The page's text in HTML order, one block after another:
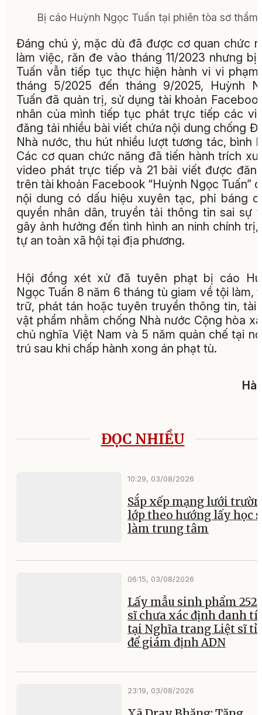
Bị cáo Huỳnh Ngọc Tuấn tại phiên tòa sơ thẩm.
Đáng chú ý, mặc dù đã được cơ quan chức
làm việc, răn đe vào tháng 11/2023 nhưng bị
Tuấn vẫn tiếp tục thực hiện hành vi vi
tháng 5/2025 đến tháng 9/2025, Huỳnh
Tuấn đã quản trị, sử dụng tài khoản
nhân của mình tiếp tục phát trực tiếp các
đăng tải nhiều bài viết chứa nội dung chống
Nhà nước, thu hút nhiều lượt tương tác, bình
Các cơ quan chức năng đã tiến hành trích
video phát trực tiếp và 21 bài viết được
trên tài khoản Facebook “Huỳnh Ngọc Tuấn”
nội dung có dấu hiệu xuyên tạc, phỉ báng
quyền nhân dân, truyền tải thông tin sai sự
gây ảnh hưởng đến tình hình an ninh chính
tự an toàn xã hội tại địa phương.
Hội đồng xét xử đã tuyên phạt bị cáo
Ngọc Tuấn 8 năm 6 tháng tù giam về tội làm,
trữ, phát tán hoặc tuyên truyền thông tin, tài
vật phẩm nhằm chống Nhà nước Cộng hòa
chủ nghĩa Việt Nam và 5 năm quản chế tại
trú sau khi chấp hành xong án phạt tù.
Hà
ĐỌC NHIỀU
10:29, 03/08/2026
Sắp xếp mạng lưới
lớp theo hướng lấy học
làm trung tâm
06:15, 03/08/2026
Lấy mẫu sinh phẩm 252
sĩ chưa xác định danh
tại Nghĩa trang Liệt sĩ
để giám định ADN
23:19, 03/08/2026